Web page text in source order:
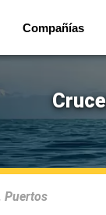
Compañías